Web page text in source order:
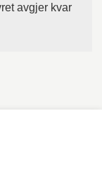
avgjer kvar